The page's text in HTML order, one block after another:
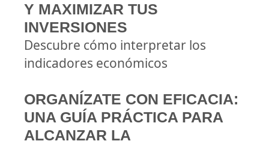
Y MAXIMIZAR TUS
INVERSIONES
Descubre cómo interpretar los
indicadores económicos
ORGANÍZATE CON EFICACIA:
UNA GUÍA PRÁCTICA PARA
ALCANZAR LA